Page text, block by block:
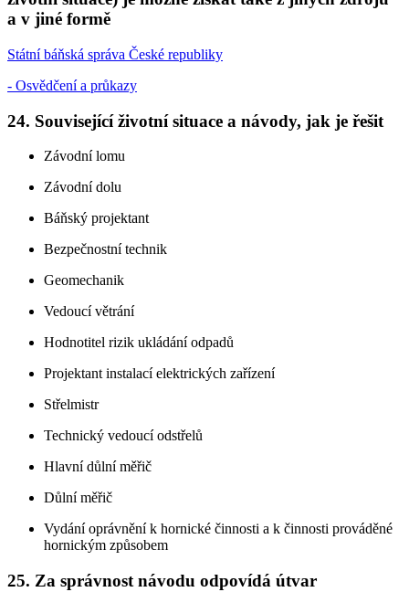
a v jiné formě
Státní báňská správa České republiky
- Osvědčení a průkazy
24. Související životní situace a návody, jak je řešit
Závodní lomu
Závodní dolu
Báňský projektant
Bezpečnostní technik
Geomechanik
Vedoucí větrání
Hodnotitel rizik ukládání odpadů
Projektant instalací elektrických zařízení
Střelmistr
Technický vedoucí odstřelů
Hlavní důlní měřič
Důlní měřič
Vydání oprávnění k hornické činnosti a k činnosti prováděné
hornickým způsobem
25. Za správnost návodu odpovídá útvar